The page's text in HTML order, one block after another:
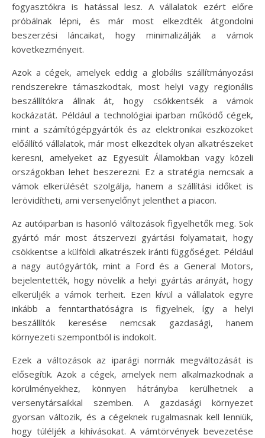
fogyasztókra is hatással lesz. A vállalatok ezért előre
próbálnak lépni, és már most elkezdték átgondolni
beszerzési láncaikat, hogy minimalizálják a vámok
következményeit.
Azok a cégek, amelyek eddig a globális szállítmányozási
rendszerekre támaszkodtak, most helyi vagy regionális
beszállítókra állnak át, hogy csökkentsék a vámok
kockázatát. Például a technológiai iparban működő cégek,
mint a számítógépgyártók és az elektronikai eszközöket
előállító vállalatok, már most elkezdtek olyan alkatrészeket
keresni, amelyeket az Egyesült Államokban vagy közeli
országokban lehet beszerezni. Ez a stratégia nemcsak a
vámok elkerülését szolgálja, hanem a szállítási időket is
lerövidítheti, ami versenyelőnyt jelenthet a piacon.
Az autóiparban is hasonló változások figyelhetők meg. Sok
gyártó már most átszervezi gyártási folyamatait, hogy
csökkentse a külföldi alkatrészek iránti függőséget. Például
a nagy autógyártók, mint a Ford és a General Motors,
bejelentették, hogy növelik a helyi gyártás arányát, hogy
elkerüljék a vámok terheit. Ezen kívül a vállalatok egyre
inkább a fenntarthatóságra is figyelnek, így a helyi
beszállítók keresése nemcsak gazdasági, hanem
környezeti szempontból is indokolt.
Ezek a változások az iparági normák megváltozását is
elősegítik. Azok a cégek, amelyek nem alkalmazkodnak a
körülményekhez, könnyen hátrányba kerülhetnek a
versenytársaikkal szemben. A gazdasági környezet
gyorsan változik, és a cégeknek rugalmasnak kell lenniük,
hogy túléljék a kihívásokat. A vámtörvények bevezetése